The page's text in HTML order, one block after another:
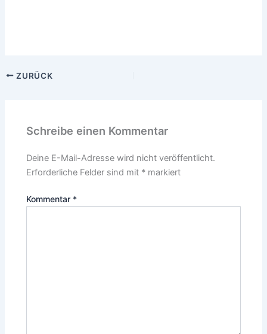
ZURÜCK
Schreibe einen Kommentar
Deine E-Mail-Adresse wird nicht veröffentlicht.
Erforderliche Felder sind mit * markiert
Kommentar *